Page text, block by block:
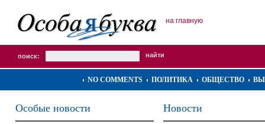
на главную
поиск:
NO COMMENTS ПОЛИТИКА ОБЩЕСТВО
Особые новости Новости